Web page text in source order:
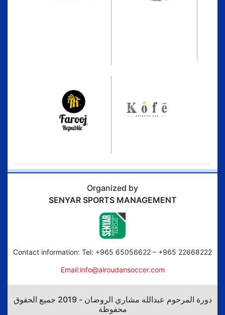
Organized by
SENYAR SPORTS MANAGEMENT
Contact information: Tel: +965 65056622 – +965 22668222
Email:info@alroudansoccer.com
دورة المرحوم عبدالله مشاري الروضان - 2019 جميع الحقوق
محفوظة